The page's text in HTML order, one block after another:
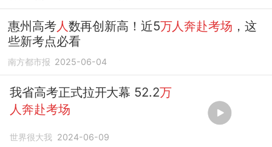
惠州高考人数再创新高！近5万人奔赴考场 ，这
些新考点必看
南方都市报 2025-06-04
我省高考正式拉开大幕 52.2万
人奔赴考场
世界很大我 2024-06-09